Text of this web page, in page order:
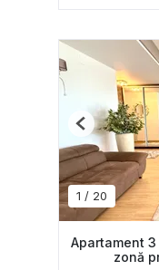
1 / 20
Previous
Apartament
zonă